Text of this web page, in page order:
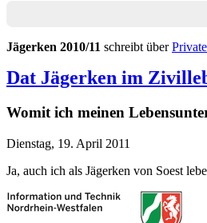
Jägerken 2010/11 schreibt über
Dat Jägerken im
Womit ich meinen
Dienstag, 19. April 2011
Ja, auch ich als Jägerken von Soest